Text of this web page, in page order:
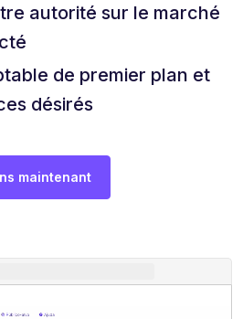
autorité sur le marché
de premier plan et
désirés
maintenant